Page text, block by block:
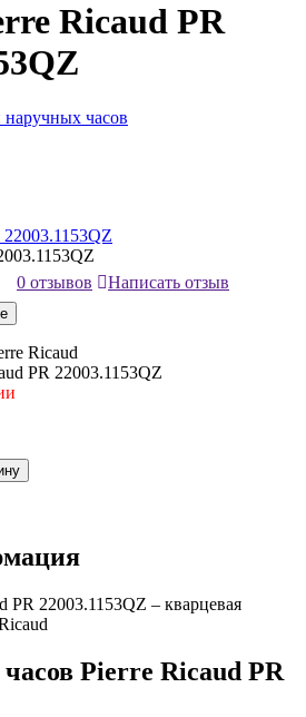
Ricaud PR
часов
0 отзывов
Написать отзыв
Ricaud
PR 22003.1153QZ
22003.1153QZ – кварцевая
Pierre Ricaud PR